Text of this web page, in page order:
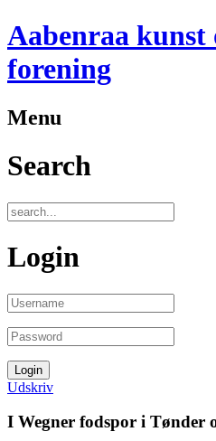
Aabenraa kunst
forening
Menu
Search
Login
Udskriv
I Wegner fodspor i Tønder